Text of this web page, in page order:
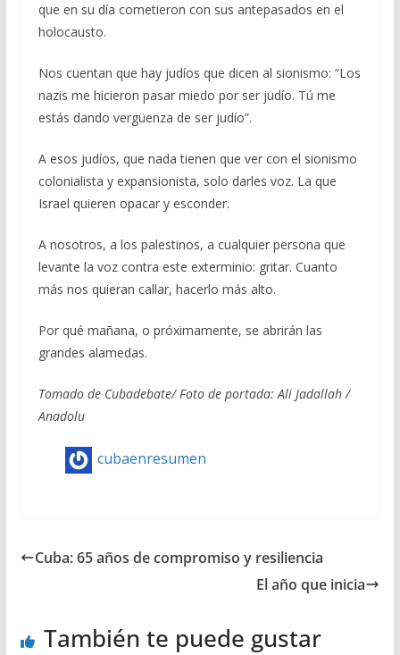
que en su día cometieron con sus antepasados en el
holocausto.
Nos cuentan que hay judíos que dicen al sionismo: “Los
nazis me hicieron pasar miedo por ser judío. Tú me
estás dando vergüenza de ser judío”.
A esos judíos, que nada tienen que ver con el sionismo
colonialista y expansionista, solo darles voz. La que
Israel quieren opacar y esconder.
A nosotros, a los palestinos, a cualquier persona que
levante la voz contra este exterminio: gritar. Cuanto
más nos quieran callar, hacerlo más alto.
Por qué mañana, o próximamente, se abrirán las
grandes alamedas.
Tomado de Cubadebate/ Foto de portada: Ali Jadallah /
Anadolu
cubaenresumen
Cuba: 65 años de compromiso y resiliencia
El año que inicia
También te puede gustar